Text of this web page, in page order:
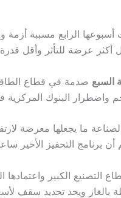
أسبوعها الرابع مسببة
عرضة للتأثر وأقل
السبع صدمة في قطاع
واضطرار البنوك
ما يجعلها معرضة
أن برنامج التحفيز
الكبير واعتمادها
بالغاز ويحد تحديد سقف